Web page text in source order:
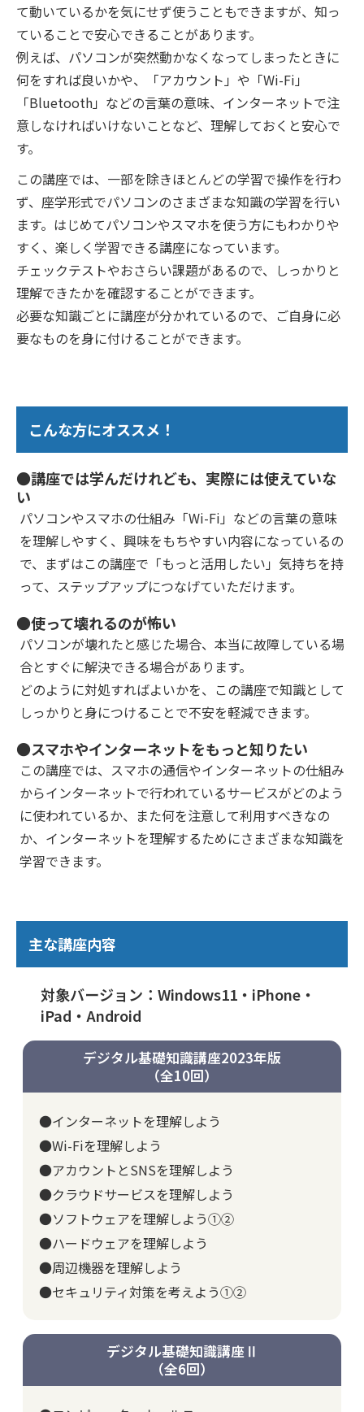
て動いているかを気にせず使うこともできますが、知っ
ていることで安心できることがあります。
例えば、パソコンが突然動かなくなってしまったときに
何をすれば良いかや、「アカウント」や「Wi-Fi」
「Bluetooth」などの言葉の意味、インターネットで注
意しなければいけないことなど、理解しておくと安心で
す。
この講座では、一部を除きほとんどの学習で操作を行わ
ず、座学形式でパソコンのさまざまな知識の学習を行い
ます。はじめてパソコンやスマホを使う方にもわかりや
すく、楽しく学習できる講座になっています。
チェックテストやおさらい課題があるので、しっかりと
理解できたかを確認することができます。
必要な知識ごとに講座が分かれているので、ご自身に必
要なものを身に付けることができます。
こんな方にオススメ！
●講座では学んだけれども、実際には使えていな
い
パソコンやスマホの仕組み「Wi-Fi」などの言葉の意味
を理解しやすく、興味をもちやすい内容になっているの
で、まずはこの講座で「もっと活用したい」気持ちを持
って、ステップアップにつなげていただけます。
●使って壊れるのが怖い
パソコンが壊れたと感じた場合、本当に故障している場
合とすぐに解決できる場合があります。
どのように対処すればよいかを、この講座で知識として
しっかりと身につけることで不安を軽減できます。
●スマホやインターネットをもっと知りたい
この講座では、スマホの通信やインターネットの仕組み
からインターネットで行われているサービスがどのよう
に使われているか、また何を注意して利用すべきなの
か、インターネットを理解するためにさまざまな知識を
学習できます。
主な講座内容
対象バージョン：Windows11・iPhone・
iPad・Android
デジタル基礎知識講座2023年版
（全10回）
●インターネットを理解しよう
●Wi-Fiを理解しよう
●アカウントとSNSを理解しよう
●クラウドサービスを理解しよう
●ソフトウェアを理解しよう①②
●ハードウェアを理解しよう
●周辺機器を理解しよう
●セキュリティ対策を考えよう①②
デジタル基礎知識講座Ⅱ
（全6回）